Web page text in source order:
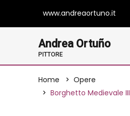
www.andreaortuno.it
Andrea Ortuño
PITTORE
Home
Opere
Borghetto Medievale III